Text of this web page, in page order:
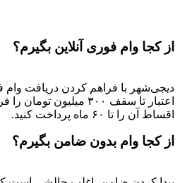
از کجا وام فوری آنلاین بگیرم؟
دیجی‌شهر با فراهم کردن دریافت وام
اعتبار تا سقف ۳۰۰
اقساط آن را تا ۶۰ ماه پرداخت کنید.
از کجا وام بدون ضامن بگیرم؟